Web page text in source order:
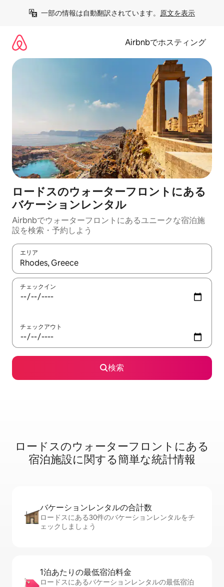
一部の情報は自動翻訳されています。 原文を表示
Airbnbでホスティング
ロードスのウォーターフロントにある
バケーションレンタル
Airbnbでウォーターフロントにあるユニークな宿泊施
設を検索・予約しよう
エリア
検索結果が表示されたら、上下の矢印キーを使って移動するか
チェックイン
チェックアウト
検索
ロードスのウ⁠ォ⁠ー⁠タ⁠ー⁠フ⁠ロ⁠ン⁠ト⁠に⁠あ⁠る
宿⁠泊⁠施⁠設⁠に関⁠す⁠る簡⁠単⁠な統⁠計⁠情⁠報
バケーションレ⁠ン⁠タ⁠ル⁠の合⁠計⁠数
ロードスにある30件のバケーションレンタルをチ
ェックしましょう
1泊あたりの最⁠低⁠宿⁠泊⁠料⁠金
ロードスにあるバケーションレンタルの最低宿泊